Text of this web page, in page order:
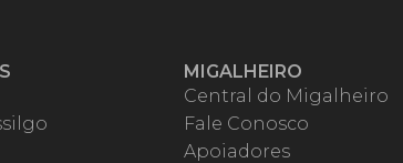
MIGALHEIRO
Central do Migalheiro
Fale Conosco
Apoiadores